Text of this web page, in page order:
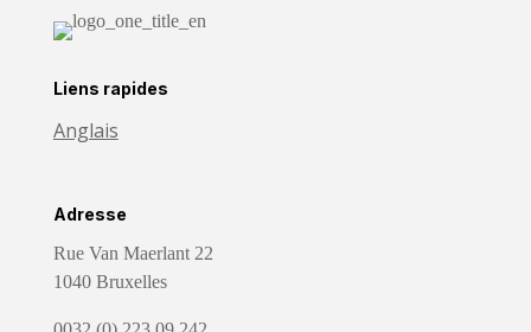
Liens rapides
Anglais
Adresse
Rue Van Maerlant 22
1040 Bruxelles